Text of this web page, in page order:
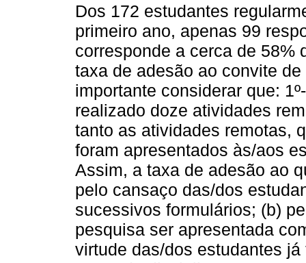
Dos 172 estudantes
primeiro ano, apenas 99
corresponde a cerca de 58%
taxa de adesão ao convite
importante considerar que:
realizado doze atividades
tanto as atividades remotas,
foram apresentados às/aos
Assim, a taxa de adesão ao
pelo cansaço das/dos
sucessivos formulários; (b)
pesquisa ser apresentada
virtude das/dos estudantes